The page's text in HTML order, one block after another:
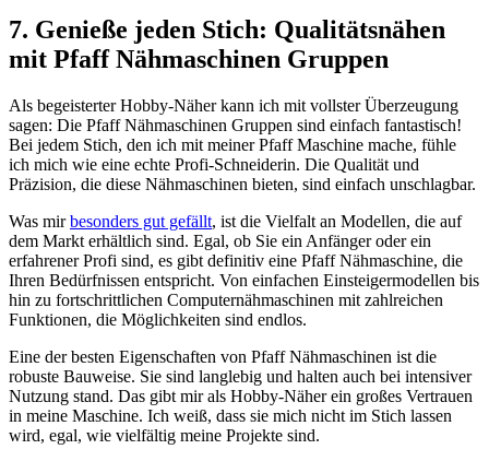
7. Genieße jeden Stich: Qualitätsnähen
mit Pfaff Nähmaschinen Gruppen
Als begeisterter Hobby-Näher kann ich mit vollster Überzeugung
sagen: Die Pfaff Nähmaschinen Gruppen sind einfach fantastisch!
Bei jedem Stich, den ich mit meiner Pfaff Maschine mache, fühle
ich mich wie eine echte Profi-Schneiderin. Die Qualität und
Präzision, die diese Nähmaschinen bieten, sind einfach unschlagbar.
Was mirbesonders gut gefällt, ist die Vielfalt an Modellen, die auf
dem Markt erhältlich sind. Egal, ob Sie ein Anfänger oder ein
erfahrener Profi sind, es gibt definitiv eine Pfaff Nähmaschine, die
Ihren Bedürfnissen entspricht. Von einfachen Einsteigermodellen bis
hin zu fortschrittlichen Computernähmaschinen mit zahlreichen
Funktionen, die Möglichkeiten sind endlos.
Eine der besten Eigenschaften von Pfaff Nähmaschinen ist die
robuste Bauweise. Sie sind langlebig und halten auch bei intensiver
Nutzung stand. Das gibt mir als Hobby-Näher ein großes Vertrauen
in meine Maschine. Ich weiß, dass sie mich nicht im Stich lassen
wird, egal, wie vielfältig meine Projekte sind.